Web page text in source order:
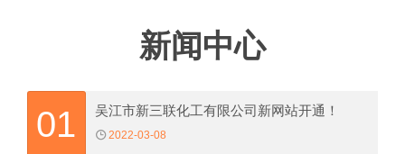
新闻中心
01 吴江市新三联化工有限公司新网站开通！
2022-03-08